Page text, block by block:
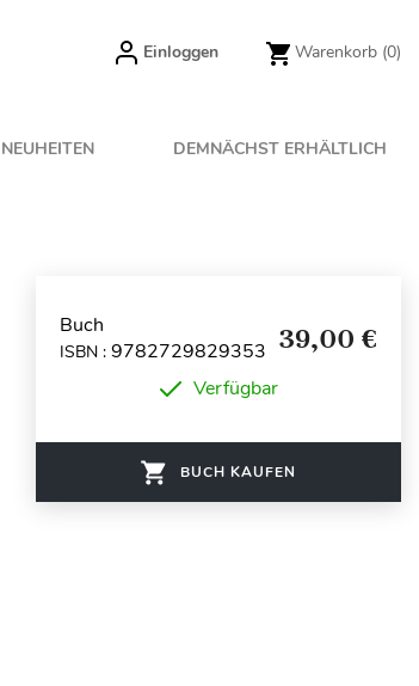
Einloggen Warenkorb (0)
NEUHEITEN DEMNÄCHST ERHÄLTLICH
Buch
ISBN : 9782729829353 39,00 €
Verfügbar
BUCH KAUFEN